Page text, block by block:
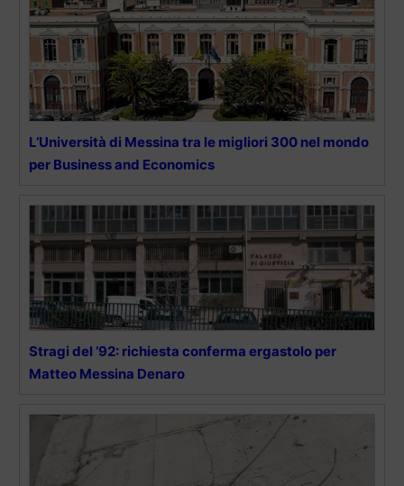
L’Università di Messina tra le migliori 300 nel mondo
per Business and Economics
Stragi del ’92: richiesta conferma ergastolo per
Matteo Messina Denaro